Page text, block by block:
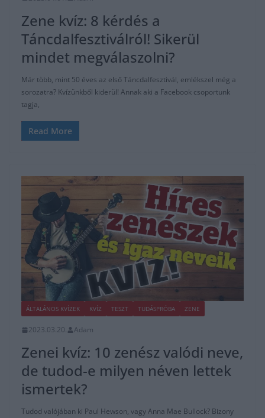
Zene kvíz: 8 kérdés a
Táncdalfesztiválról! Sikerül
mindet megválaszolni?
Már több, mint 50 éves az első Táncdalfesztivál, emlékszel még a
sorozatra? Kvízünkből kiderül! Annak aki a Facebook csoportunk
tagja,
Read More
ÁLTALÁNOS KVÍZEK KVÍZ TESZT TUDÁSPRÓBA ZENE
2023.03.20. Adam
Zenei kvíz: 10 zenész valódi neve,
de tudod-e milyen néven lettek
ismertek?
Tudod valójában ki Paul Hewson, vagy Anna Mae Bullock? Bizony